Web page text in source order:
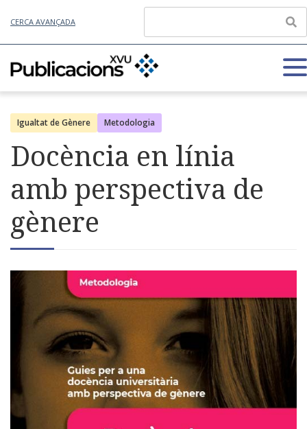
CERCA AVANÇADA
Igualtat de Gènere Metodologia
Docència en línia
amb perspectiva de
gènere